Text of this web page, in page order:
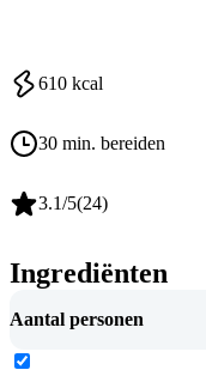
610 kcal
30 min. bereiden
3.1/5(24)
Ingrediënten
Aantal personen